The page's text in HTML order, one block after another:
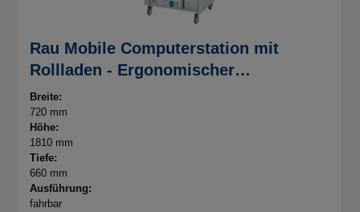
Rau Mobile Computerstation mit
Rollladen - Ergonomischer
Arbeitsplatz
Breite:
720 mm
Höhe:
1810 mm
Tiefe:
660 mm
Ausführung:
fahrbar